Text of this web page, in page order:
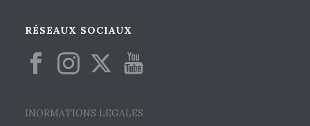
RÉSEAUX SOCIAUX
INORMATIONS LEGALES